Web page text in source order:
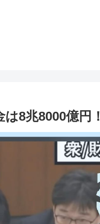
8兆8000億円！